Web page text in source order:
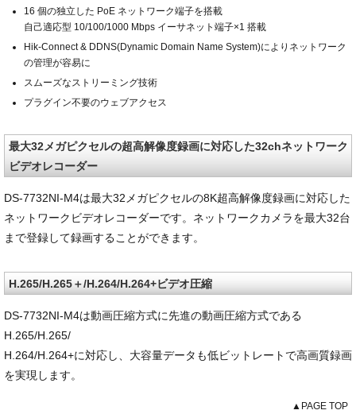
16 個の独立した PoE ネットワーク端子を搭載
自己適応型 10/100/1000 Mbps イーサネット端子×1 搭載
Hik-Connect & DDNS(Dynamic Domain Name System)によりネットワーク
の管理が容易に
スムーズなストリーミング技術
プラグイン不要のウェブアクセス
最大32メガピクセルの超高解像度録画に対応した32chネットワーク
ビデオレコーダー
DS-7732NI-M4は最大32メガピクセルの8K超高解像度録画に対応した
ネットワークビデオレコーダーです。ネットワークカメラを最大32台
まで登録して録画することができます。
H.265/H.265＋/H.264/H.264+ビデオ圧縮
DS-7732NI-M4は動画圧縮方式に先進の動画圧縮方式である
H.265/H.265/
H.264/H.264+に対応し、大容量データも低ビットレートで高画質録画
を実現します。
▲PAGE TOP